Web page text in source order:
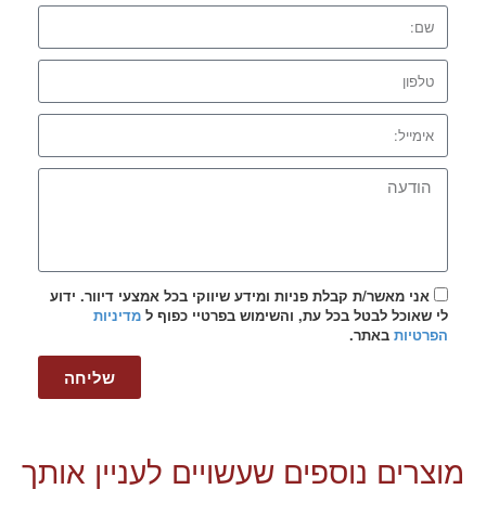
אני מאשר/ת קבלת פניות ומידע שיווקי בכל אמצעי דיוור. ידוע
לי שאוכל לבטל בכל עת, והשימוש בפרטיי כפוף ל מדיניות
הפרטיות באתר.
שליחה
מוצרים נוספים שעשויים לעניין אותך